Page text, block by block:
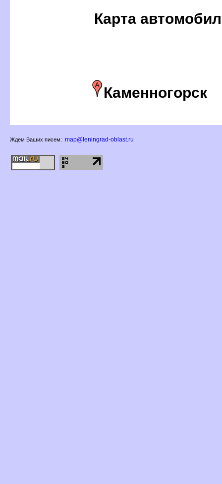
Карта
Каменногорск
Ждем Ваших писем: map@leningrad-oblast.ru